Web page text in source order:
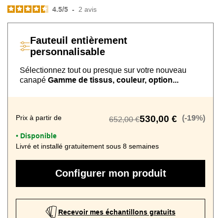
4.5/5 - 2 avis
Fauteuil entièrement
personnalisable
Sélectionnez tout ou presque sur votre nouveau
canapé Gamme de tissus, couleur, option...
Prix à partir de 652,00 €530,00 € (-19%)
• Disponible
Livré et installé gratuitement sous 8 semaines
Configurer mon produit
Recevoir mes échantillons gratuits